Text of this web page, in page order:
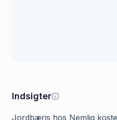
Indsigter
Jordbæris hos Nemlig